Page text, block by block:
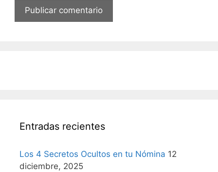
Entradas recientes
Los 4 Secretos Ocultos en tu Nómina 12
diciembre, 2025